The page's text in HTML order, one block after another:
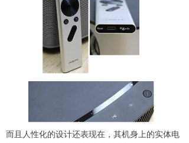
而且人性化的设计还表现在，其机身上的实体电